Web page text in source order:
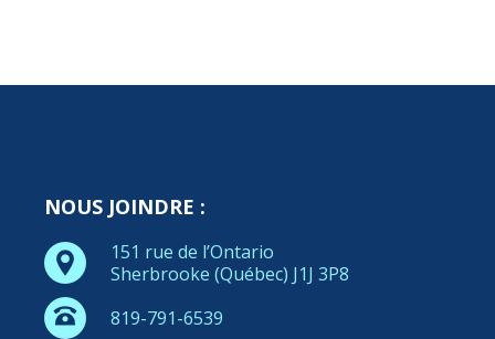
NOUS JOINDRE :
151 rue de l’Ontario
Sherbrooke (Québec) J1J 3P8
819-791-6539